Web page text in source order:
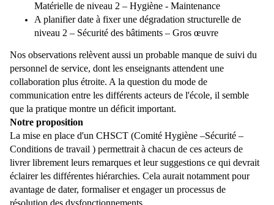
Matérielle de niveau 2 – Hygiène - Maintenance
A planifier date à fixer une dégradation structurelle de
niveau 2 – Sécurité des bâtiments – Gros œuvre
Nos observations relèvent aussi un probable manque de suivi du
personnel de service, dont les enseignants attendent une
collaboration plus étroite. A la question du mode de
communication entre les différents acteurs de l'école, il semble
que la pratique montre un déficit important.
Notre proposition
La mise en place d'un CHSCT (Comité Hygiène –Sécurité –
Conditions de travail ) permettrait à chacun de ces acteurs de
livrer librement leurs remarques et leur suggestions ce qui devrait
éclairer les différentes hiérarchies. Cela aurait notamment pour
avantage de dater, formaliser et engager un processus de